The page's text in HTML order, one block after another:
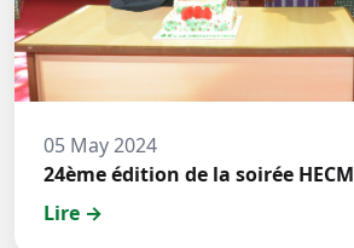
05 May 2024
24ème édition de la soirée HECM
Lire →